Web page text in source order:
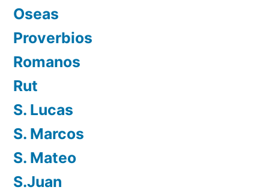
Oseas
Proverbios
Romanos
Rut
S. Lucas
S. Marcos
S. Mateo
S.Juan